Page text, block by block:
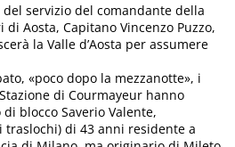
servizio del comandante della
Aosta, Capitano Vincenzo Puzzo,
la Valle d’Aosta per assumere
«poco dopo la mezzanotte», i
di Courmayeur hanno
blocco Saverio Valente,
traslochi) di 43 anni residente a